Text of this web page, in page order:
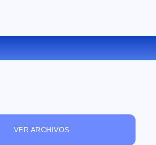
PPT A PPSX ONLINE
VER ARCHIVOS